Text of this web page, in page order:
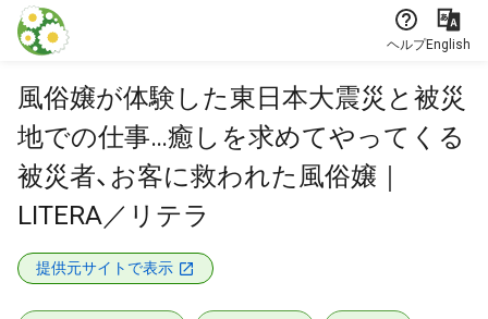
本文に飛ぶ
ヘルプEnglish
風俗嬢が体験した東日本大震災と被災
地での仕事…癒しを求めてやってくる
被災者、お客に救われた風俗嬢｜
LITERA／リテラ
提供元サイトで表示